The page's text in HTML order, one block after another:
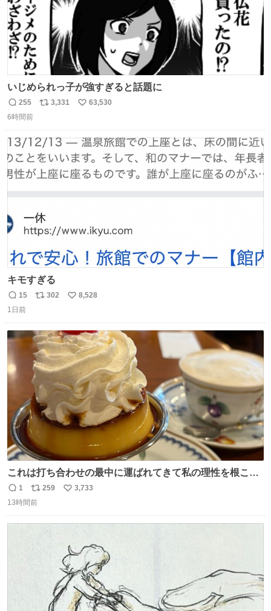
いじめられっ子が強すぎると話題に
返
信
255
リ
ト
数
3,331
い
数
63,530
6時間前
キモすぎる
返
信
15
リ
ト
数
302
い
数
8,528
1日前
これは打ち合わせの最中に運ばれてきて私の理性を根こそ
ぎ奪い去ったプリンの写真です。
返
信
1
リ
ポ
259
い
3,733
13時間前